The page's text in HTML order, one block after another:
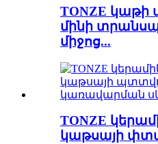
TONZE կաթի
մինի
միջոց...
TONZE
կաթսայի